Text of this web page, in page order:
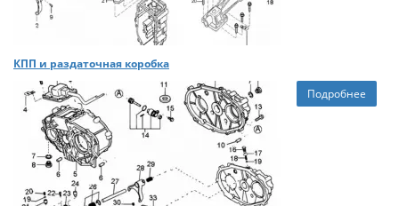
КПП и раздаточная коробка
Подробнее